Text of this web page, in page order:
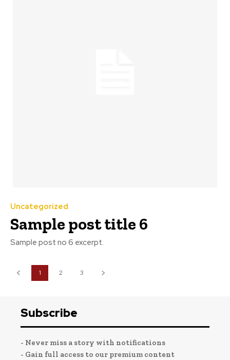
Uncategorized
Sample post title 6
Sample post no 6 excerpt.
1 2 3
Subscribe
- Never miss a story with notifications
- Gain full access to our premium content